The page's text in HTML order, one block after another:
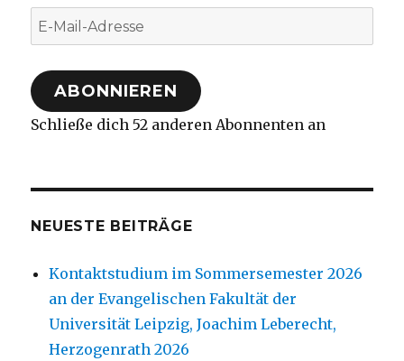
E-
Mail-
Adresse
ABONNIEREN
Schließe dich 52 anderen Abonnenten an
NEUESTE BEITRÄGE
Kontaktstudium im Sommersemester 2026
an der Evangelischen Fakultät der
Universität Leipzig, Joachim Leberecht,
Herzogenrath 2026